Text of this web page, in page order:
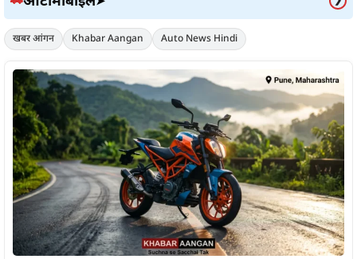
खबर आंगन Khabar Aangan Auto News Hindi